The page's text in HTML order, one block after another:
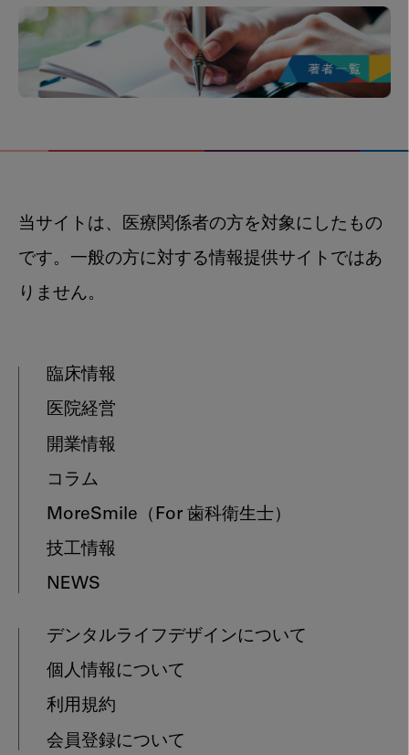
当サイトは、医療関係者の方を対象にしたもの
です。一般の方に対する情報提供サイトではあ
りません。
臨床情報
医院経営
開業情報
コラム
MoreSmile （For 歯科衛生士）
技工情報
NEWS
デンタルライフデザインについて
個人情報について
利用規約
会員登録について